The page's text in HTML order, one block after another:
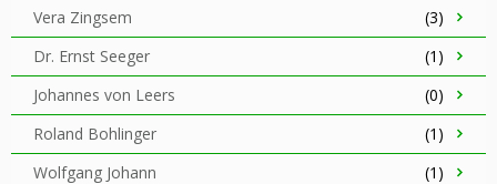
Vera Zingsem
(3)
Dr. Ernst Seeger
(1)
Johannes von Leers
(0)
Roland Bohlinger
(1)
Wolfgang Johann
(1)